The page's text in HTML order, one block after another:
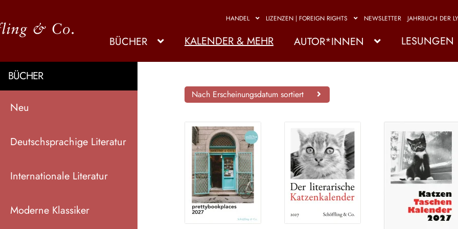
HANDEL LIZENZEN | FOREIGN RIGHTS NEWSLETTER JAHRBUCH DER
BÜCHER KALENDER & MEHR AUTOR*INNEN LESUNGEN
BÜCHER
Neu
Deutschsprachige Literatur
Internationale Literatur
Moderne Klassiker
Nach Erscheinungsdatum sortiert